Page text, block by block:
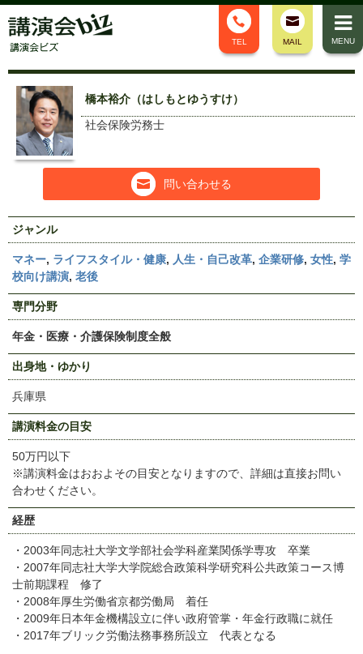
MENU
TEL MAIL
橋本裕介（はしもとゆうすけ）
社会保険労務士
問い合わせる
ジャンル
マネー, ライフスタイル・健康, 人生・自己改革, 企業研修, 女性, 学
校向け講演, 老後
専門分野
年金・医療・介護保険制度全般
出身地・ゆかり
兵庫県
講演料金の目安
50万円以下
※講演料金はおおよその目安となりますので、詳細は直接お問い
合わせください。
経歴
・2003年同志社大学文学部社会学科産業関係学専攻 卒業
・2007年同志社大学大学院総合政策科学研究科公共政策コース博
士前期課程 修了
・2008年厚生労働省京都労働局 着任
・2009年日本年金機構設立に伴い政府管掌・年金行政職に就任
・2017年ブリック労働法務事務所設立 代表となる